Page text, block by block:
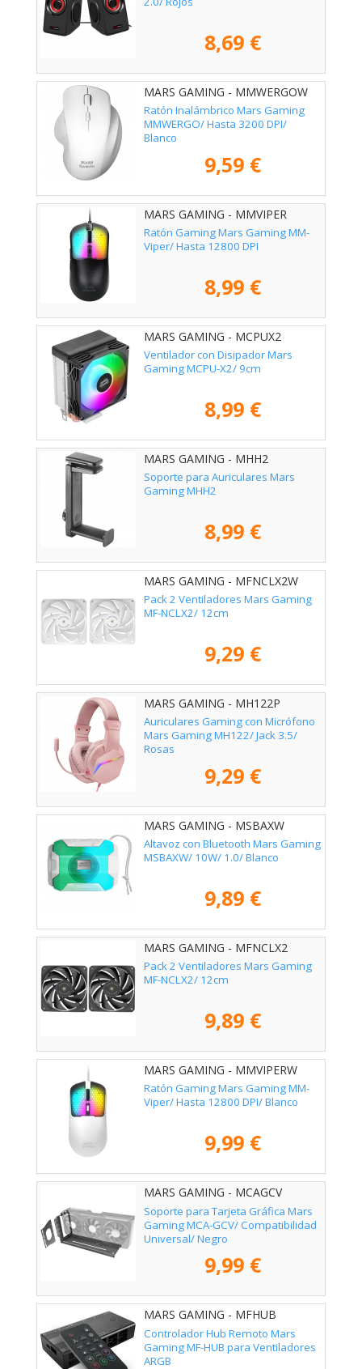
8,69 €
MARS GAMING - MMWERGOW
Ratón Inalámbrico Mars Gaming
MMWERGO/ Hasta 3200 DPI/
Blanco
9,59 €
MARS GAMING - MMVIPER
Ratón Gaming Mars Gaming MM-
Viper/ Hasta 12800 DPI
8,99 €
MARS GAMING - MCPUX2
Ventilador con Disipador Mars
Gaming MCPU-X2/ 9cm
8,99 €
MARS GAMING - MHH2
Soporte para Auriculares Mars
Gaming MHH2
8,99 €
MARS GAMING - MFNCLX2W
Pack 2 Ventiladores Mars Gaming
MF-NCLX2/ 12cm
9,29 €
MARS GAMING - MH122P
Auriculares Gaming con Micrófono
Mars Gaming MH122/ Jack 3.5/
Rosas
9,29 €
MARS GAMING - MSBAXW
Altavoz con Bluetooth Mars Gaming
MSBAXW/ 10W/ 1.0/ Blanco
9,89 €
MARS GAMING - MFNCLX2
Pack 2 Ventiladores Mars Gaming
MF-NCLX2/ 12cm
9,89 €
MARS GAMING - MMVIPERW
Ratón Gaming Mars Gaming MM-
Viper/ Hasta 12800 DPI/ Blanco
9,99 €
MARS GAMING - MCAGCV
Soporte para Tarjeta Gráfica Mars
Gaming MCA-GCV/ Compatibilidad
Universal/ Negro
9,99 €
MARS GAMING - MFHUB
Controlador Hub Remoto Mars
Gaming MF-HUB para Ventiladores
ARGB